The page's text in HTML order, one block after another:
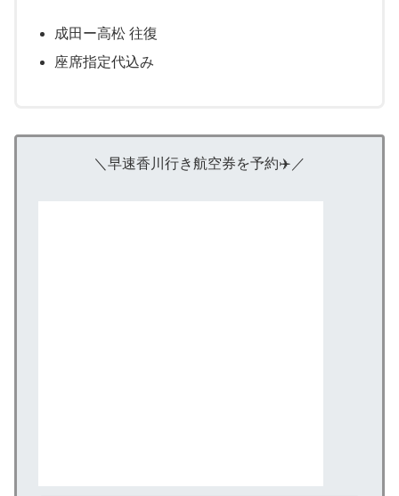
成田ー高松 往復
座席指定代込み
＼早速香川行き航空券を予約✈️／